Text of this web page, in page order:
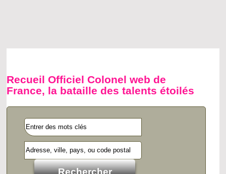
Recueil Officiel Colonel web de
France, la bataille des talents étoilés